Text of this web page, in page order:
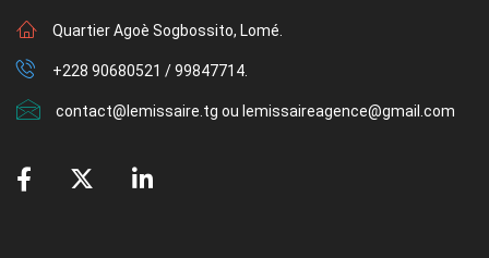
Quartier Agoè Sogbossito, Lomé.
+228 90680521 / 99847714.
contact@lemissaire.tg ou lemissaireagence@gmail.com